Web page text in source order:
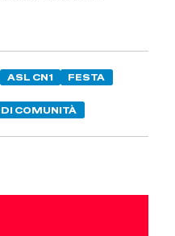
ASL CN1
FESTA
COMUNITÀ